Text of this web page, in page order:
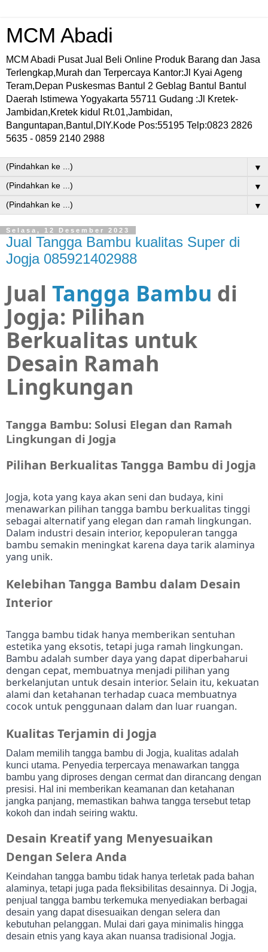
MCM Abadi
MCM Abadi Pusat Jual Beli Online Produk Barang dan Jasa
Terlengkap,Murah dan Terpercaya Kantor:Jl Kyai Ageng
Teram,Depan Puskesmas Bantul 2 Geblag Bantul Bantul
Daerah Istimewa Yogyakarta 55711 Gudang :Jl Kretek-
Jambidan,Kretek kidul Rt.01,Jambidan,
Banguntapan,Bantul,DIY.Kode Pos:55195 Telp:0823 2826
5635 - 0859 2140 2988
▼
▼
▼
Selasa, 12 Desember 2023
Jual Tangga Bambu kualitas Super di
Jogja 085921402988
Jual Tangga Bambu di
Jogja: Pilihan
Berkualitas untuk
Desain Ramah
Lingkungan
Tangga Bambu: Solusi Elegan dan Ramah
Lingkungan di Jogja
Pilihan Berkualitas Tangga Bambu di Jogja
Jogja, kota yang kaya akan seni dan budaya, kini
menawarkan pilihan tangga bambu berkualitas tinggi
sebagai alternatif yang elegan dan ramah lingkungan.
Dalam industri desain interior, kepopuleran tangga
bambu semakin meningkat karena daya tarik alaminya
yang unik.
Kelebihan Tangga Bambu dalam Desain
Interior
Tangga bambu tidak hanya memberikan sentuhan
estetika yang eksotis, tetapi juga ramah lingkungan.
Bambu adalah sumber daya yang dapat diperbaharui
dengan cepat, membuatnya menjadi pilihan yang
berkelanjutan untuk desain interior. Selain itu, kekuatan
alami dan ketahanan terhadap cuaca membuatnya
cocok untuk penggunaan dalam dan luar ruangan.
Kualitas Terjamin di Jogja
Dalam memilih tangga bambu di Jogja, kualitas adalah
kunci utama. Penyedia terpercaya menawarkan tangga
bambu yang diproses dengan cermat dan dirancang dengan
presisi. Hal ini memberikan keamanan dan ketahanan
jangka panjang, memastikan bahwa tangga tersebut tetap
kokoh dan indah seiring waktu.
Desain Kreatif yang Menyesuaikan
Dengan Selera Anda
Keindahan tangga bambu tidak hanya terletak pada bahan
alaminya, tetapi juga pada fleksibilitas desainnya. Di Jogja,
penjual tangga bambu terkemuka menyediakan berbagai
desain yang dapat disesuaikan dengan selera dan
kebutuhan pelanggan. Mulai dari gaya minimalis hingga
desain etnis yang kaya akan nuansa tradisional Jogja.